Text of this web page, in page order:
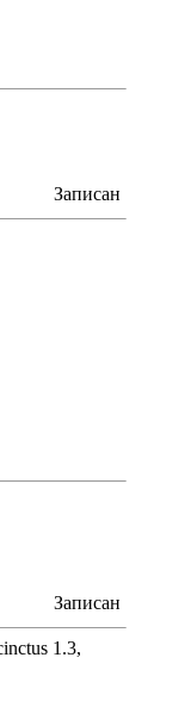
Записан
Записан
1.3,